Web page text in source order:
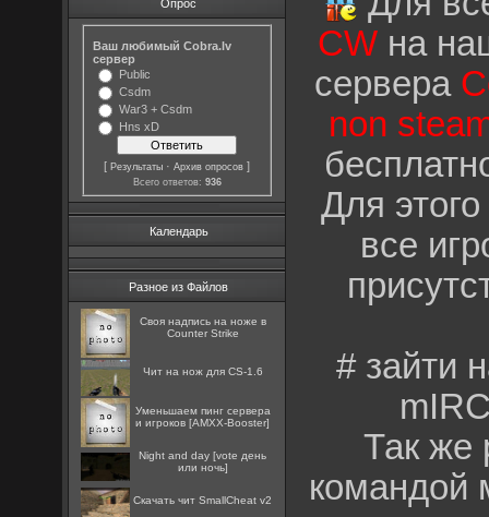
Опрос
Ваш любимый Cobra.lv
сервер
Public
Csdm
War3 + Csdm
Hns xD
[Результаты ·Архив опросов ]
Всего ответов: 936
Календарь
Разное из Файлов
Cвоя надпись на ноже в
Counter Strike
Чит на нож для CS-1.6
Уменьшаем пинг сервера
и игроков [AMXX-Booster]
Night and day [vote день
или ночь]
Скачать чит SmallCheat v2
CWна
сервера
non
Для
все
# зайти
Так же
командой